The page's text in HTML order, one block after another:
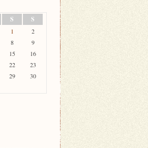
S S
1
2
8
9
15
16
22
23
29
30